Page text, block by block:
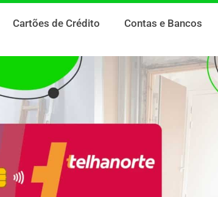
Cartões de Crédito Contas e Bancos